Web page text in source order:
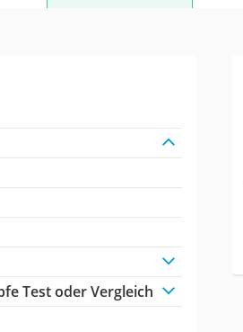
Test oder Vergleich